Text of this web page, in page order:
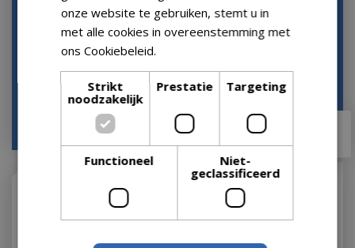
Bijzettafel Down Town /
Ohio 50x50cm
Let op: bijna uitverkocht!
Bijzettafel Melfort
L60B60H40cm
uitverkocht!
onze website te gebruiken, stemt u in
met alle cookies in overeenstemming met
ons Cookiebeleid.
Strikt
noodzakelijk
Prestatie Targeting
Functioneel
Niet-
geclassificeerd